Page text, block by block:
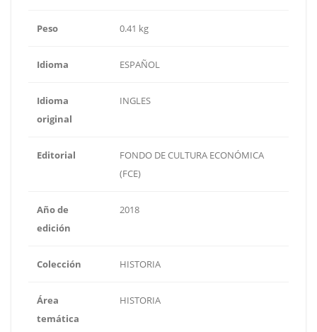
Peso 0.41 kg
Idioma ESPAÑOL
Idioma
original
INGLES
Editorial
FONDO DE CULTURA ECONÓMICA
(FCE)
Año de
edición
2018
Colección HISTORIA
Área
temática
HISTORIA